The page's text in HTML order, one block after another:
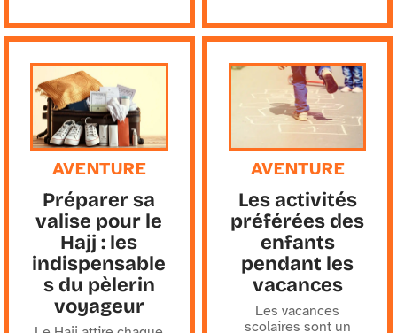
AVENTURE
Préparer sa
valise pour le
Hajj : les
indispensable
s du pèlerin
voyageur
AVENTURE
Les activités
préférées des
enfants
pendant les
vacances
Les vacances
scolaires sont un